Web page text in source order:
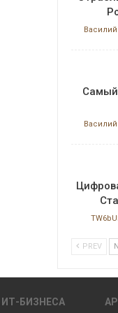
PREV
ИТ-БИЗНЕСА